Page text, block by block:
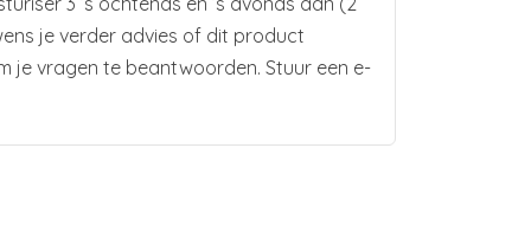
je verder advies of dit product
je vragen te beantwoorden. Stuur een e-